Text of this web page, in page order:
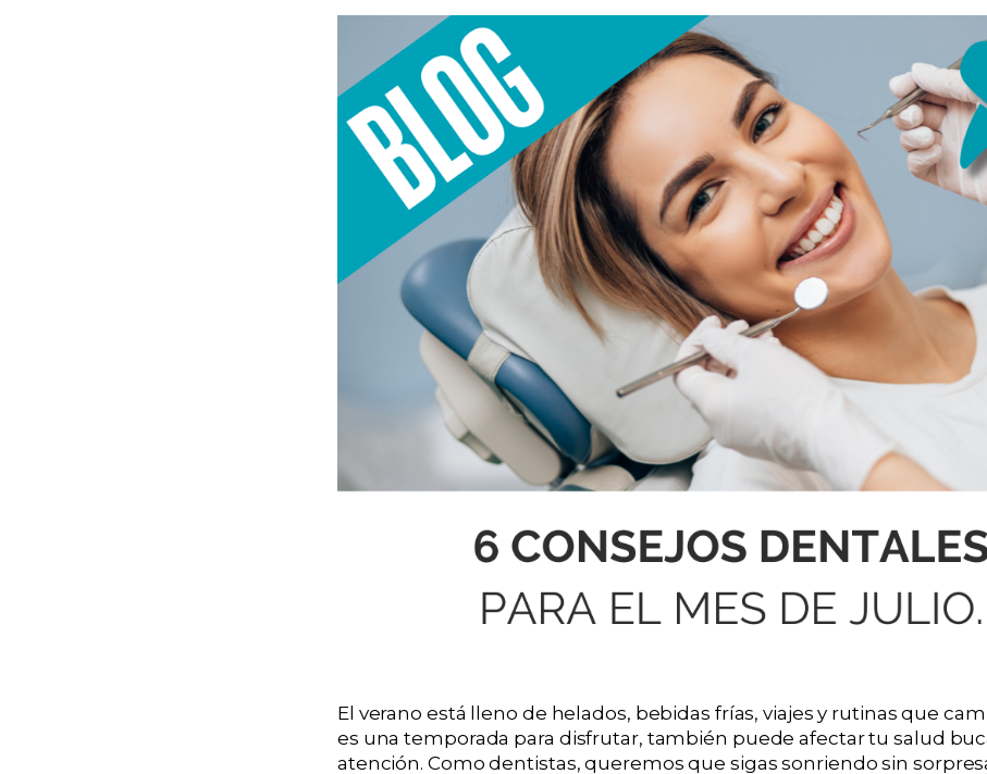
El verano está lleno de helados, bebidas frías, viajes y rutinas que
es una temporada para disfrutar, también puede afectar tu salud
atención. Como dentistas, queremos que sigas sonriendo sin